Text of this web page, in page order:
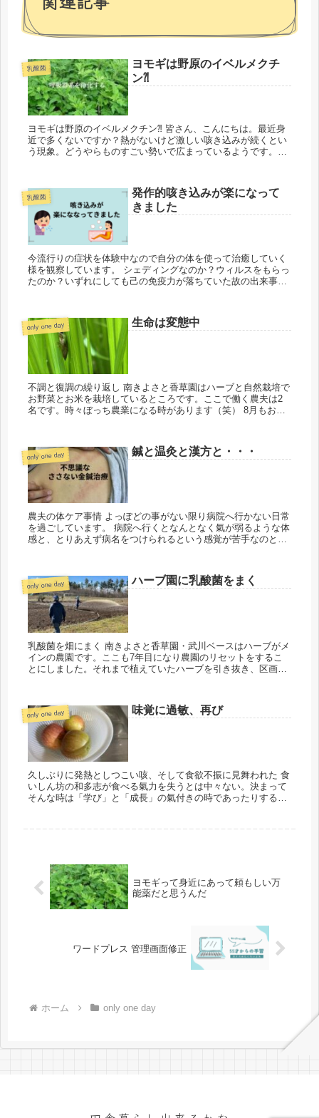
乳酸菌
ヨモギは野原のイベルメクチ
ン⁈
ヨモギは野原のイベルメクチン⁈ 皆さん、こんにちは。最近身
近で多くないですか？熱がないけど激しい咳き込みが続くとい
う現象。どうやらものすごい勢いで広まっているようです。先
乳酸菌
発作的咳き込みが楽になって
きました
今流行りの症状を体験中なので自分の体を使って治癒していく
様を観察しています。 シェディングなのか？ウィルスをもらっ
たのか？いずれにしても己の免疫力が落ちていた故の出来事。
only one day 生命は変態中
不調と復調の繰り返し 南きよさと香草園はハーブと自然栽培で
お野菜とお米を栽培しているところです。ここで働く農夫は2
名です。時々ぼっち農業になる時があります（笑） 8月もお盆
only one day 鍼と温灸と漢方と・・・
農夫の体ケア事情 よっぽどの事がない限り病院へ行かない日常
を過ごしています。 病院へ行くとなんとなく氣が弱るような体
感と、とりあえず病名をつけられるという感覚が苦手なのと、
only one day ハーブ園に乳酸菌をまく
乳酸菌を畑にまく 南きよさと香草園・武川ベースはハーブがメ
インの農園です。ここも7年目になり農園のリセットをするこ
とにしました。それまで植えていたハーブを引き抜き、区画整
only one day 味覚に過敏、再び
久しぶりに発熱としつこい咳、そして食欲不振に見舞われた 食
いしん坊の和多志が食べる氣力を失うとは中々ない。決まって
そんな時は「学び」と「成長」の氣付きの時であったりする。
ヨモギって身近にあって頼もしい万
能薬だと思うんだ
ワードプレス 管理画面修正
ホーム only one day